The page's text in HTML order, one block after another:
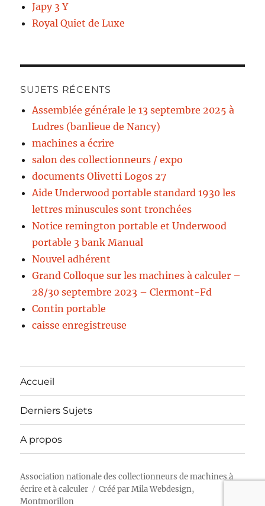
Japy 3 Y
Royal Quiet de Luxe
SUJETS RÉCENTS
Assemblée générale le 13 septembre 2025 à
Ludres (banlieue de Nancy)
machines a écrire
salon des collectionneurs / expo
documents Olivetti Logos 27
Aide Underwood portable standard 1930 les
lettres minuscules sont tronchées
Notice remington portable et Underwood
portable 3 bank Manual
Nouvel adhérent
Grand Colloque sur les machines à calculer –
28/30 septembre 2023 – Clermont-Fd
Contin portable
caisse enregistreuse
Accueil
Derniers Sujets
A propos
Association nationale des collectionneurs de machines à
écrire et à calculer
Créé parMila Webdesign,
Montmorillon